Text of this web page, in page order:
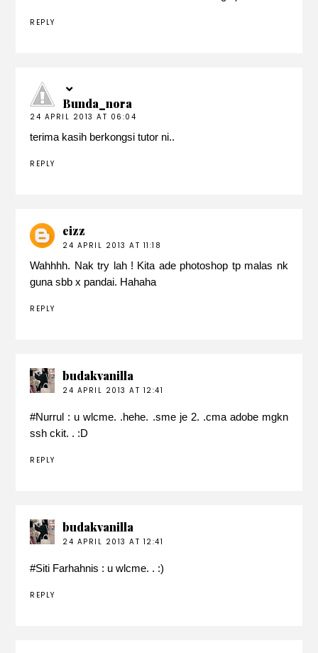
REPLY
Bunda_nora
24 APRIL 2013 AT 06:04
terima kasih berkongsi tutor ni..
REPLY
eizz
24 APRIL 2013 AT 11:18
Wahhhh. Nak try lah ! Kita ade photoshop tp malas nk
guna sbb x pandai. Hahaha
REPLY
budakvanilla
24 APRIL 2013 AT 12:41
#Nurrul : u wlcme. .hehe. .sme je 2. .cma adobe mgkn
ssh ckit. . :D
REPLY
budakvanilla
24 APRIL 2013 AT 12:41
#Siti Farhahnis : u wlcme. . :)
REPLY